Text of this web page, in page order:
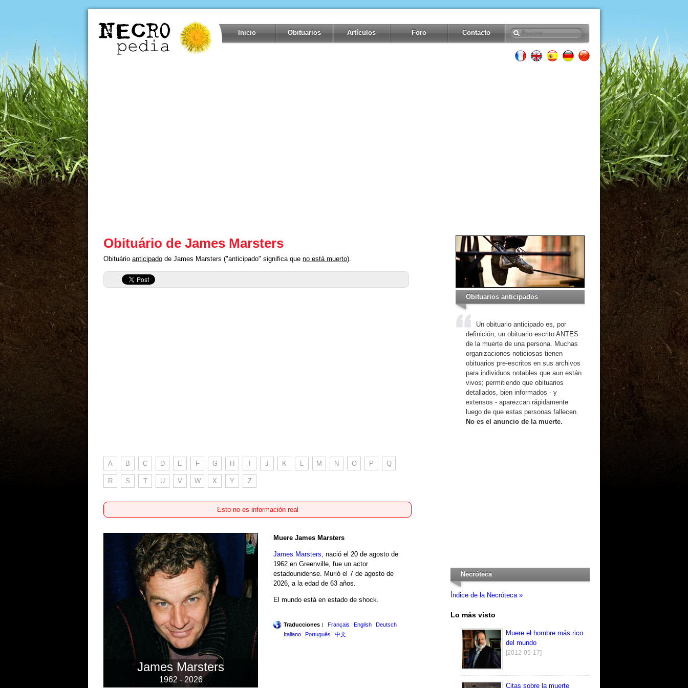
Inicio Obituarios Artículos Foro Contacto
Obituário de James Marsters
Obituário anticipado de James Marsters ("anticipado" significa que no está muerto).
A B C D E F G H J K L M N O P Q
R S T U V W X Y Z
Esto no es información real
James Marsters
1962 - 2026
Muere James Marsters
James Marsters , nació el 20 de agosto de
1962 en Greenville, fue un actor
estadounidense. Murió el 7 de agosto de
2026, a la edad de 63 años.
El mundo está en estado de shock.
Traducciones : Français English
Deutsch
Italiano
Português 中文
Obituarios anticipados
Un obituario anticipado es, por
definición, un obituario escrito ANTES
de la muerte de una persona. Muchas
organizaciones noticiosas tienen
obituarios pre-escritos en sus archivos
para individuos notables que aun están
vivos; permitiendo que obituarios
detallados, bien informados - y
extensos - aparezcan rápidamente
luego de que estas personas fallecen.
No es el anuncio de la muerte.
Necróteca
Índice de la Necróteca »
Lo más visto
Muere el hombre más rico
del mundo
[2012-05-17]
Citas sobre la muerte